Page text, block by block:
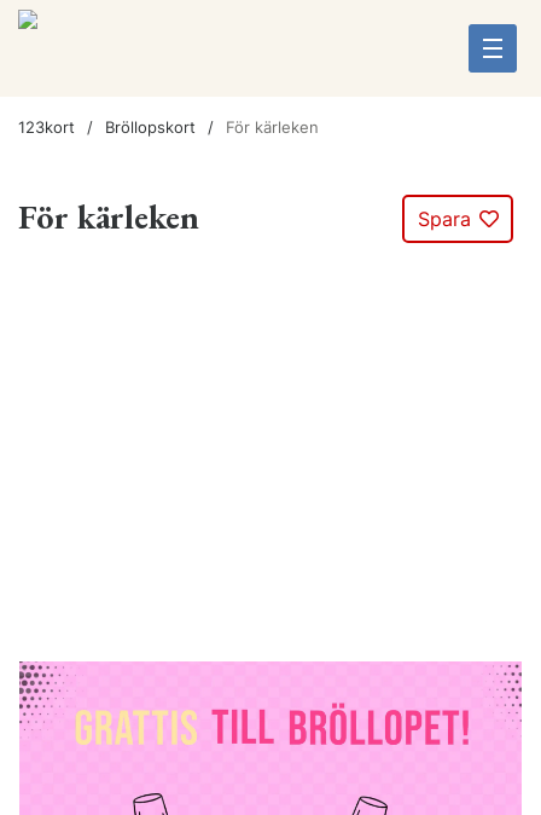
123kort Bröllopskort För kärleken
För kärleken Spara